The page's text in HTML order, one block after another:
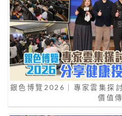
銀色博覽2026｜專家雲集探
價值